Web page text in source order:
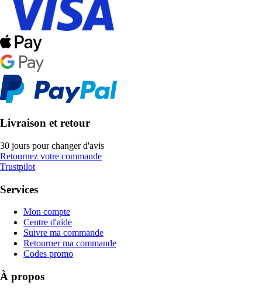
Livraison et retour
30 jours pour changer d'avis
Retournez votre commande
Trustpilot
Services
Mon compte
Centre d'aide
Suivre ma commande
Retourner ma commande
Codes promo
À propos